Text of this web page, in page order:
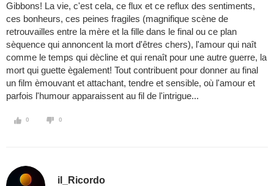
Gibbons! La vie, c'est cela, ce flux et ce reflux des sentiments,
ces bonheurs, ces peines fragiles (magnifique scène de
retrouvailles entre la mère et la fille dans le final ou ce plan
sèquence qui annoncent la mort d'êtres chers), l'amour qui naît
comme le temps qui dècline et qui renaît pour une autre guerre, la
mort qui guette ègalement! Tout contribuent pour donner au final
un film èmouvant et attachant, tendre et sensible, où l'amour et
parfois l'humour apparaissent au fil de l'intrigue...
0 0
il_Ricordo